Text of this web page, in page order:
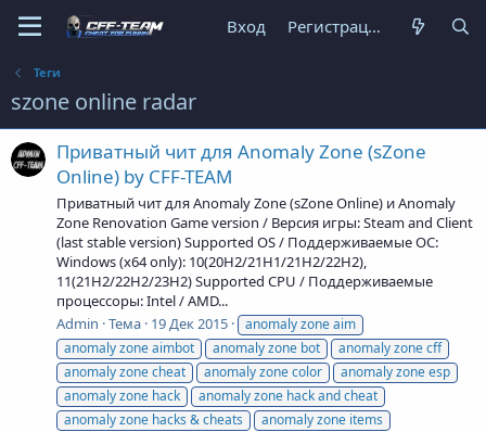
Вход Регистрация
Теги
szone online radar
Приватный чит для Anomaly Zone (sZone
Online) by CFF-TEAM
Приватный чит для Anomaly Zone (sZone Online) и Anomaly
Zone Renovation Game version / Версия игры: Steam and Client
(last stable version) Supported OS / Поддерживаемые ОС:
Windows (x64 only): 10(20H2/21H1/21H2/22H2),
11(21H2/22H2/23H2) Supported CPU / Поддерживаемые
процессоры: Intel / AMD...
Admin Тема 19 Дек 2015
anomaly zone aim
anomaly zone aimbot
anomaly zone bot
anomaly zone cff
anomaly zone cheat
anomaly zone color
anomaly zone esp
anomaly zone hack
anomaly zone hack and cheat
anomaly zone hacks & cheats
anomaly zone items